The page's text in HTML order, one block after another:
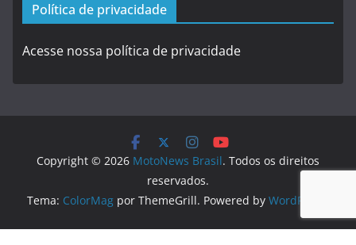
Política de privacidade
Acesse nossa política de privacidade
Copyright © 2026 MotoNews Brasil. Todos os direitos
reservados.
Tema: ColorMag por ThemeGrill. Powered by WordPress